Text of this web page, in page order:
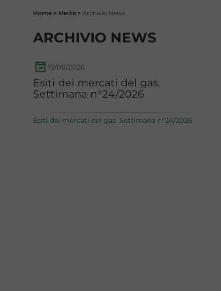
Home > Media > Archivio News
ARCHIVIO NEWS
15/06/2026
Esiti dei mercati del gas.
Settimana n°24/2026
Esiti dei mercati del gas. Settimana n°24/2026